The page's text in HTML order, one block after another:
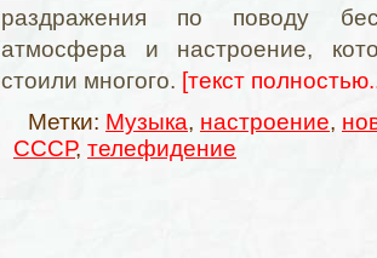
раздражения по поводу
атмосфера и настроение,
стоили многого. [текст
Метки: Музыка, настроение,
СССР, телефидение